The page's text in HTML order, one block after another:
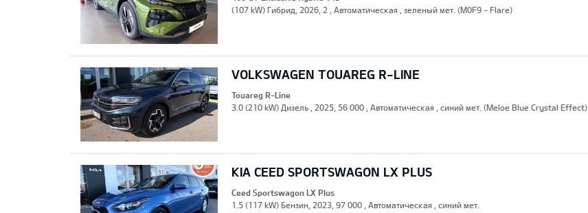
(107 kW) Гибрид, 2026, 2 , Автоматическая , зеленый мет. (M0F9 - Flare)
VOLKSWAGEN TOUAREG R-LINE
Touareg R-Line
3.0 (210 kW) Дизель , 2025, 56 000 , Автоматическая , синий мет. (Meloe Blue Crystal Effect)
KIA CEED SPORTSWAGON LX PLUS
Ceed Sportswagon LX Plus
1.5 (117 kW) Бензин, 2023, 97 000 , Автоматическая , синий мет.